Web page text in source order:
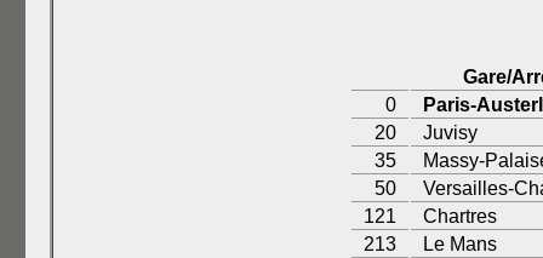
Gare/
0
Paris-
20
Juvisy
35
Massy-
50
Versailles-
121
Chartres
213
Le Mans